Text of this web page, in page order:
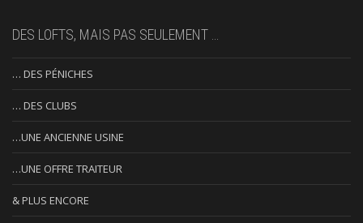
DES LOFTS, MAIS PAS SEULEMENT …
… DES PÉNICHES
… DES CLUBS
…UNE ANCIENNE USINE
…UNE OFFRE TRAITEUR
& PLUS ENCORE